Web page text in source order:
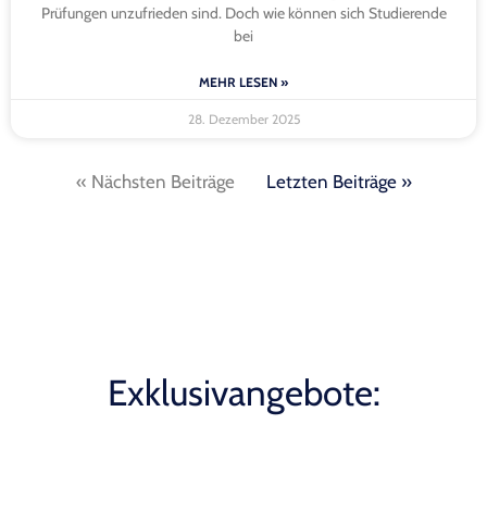
Prüfungen unzufrieden sind. Doch wie können sich Studierende
bei
MEHR LESEN »
28. Dezember 2025
« Nächsten Beiträge Letzten Beiträge »
Exklusivangebote: